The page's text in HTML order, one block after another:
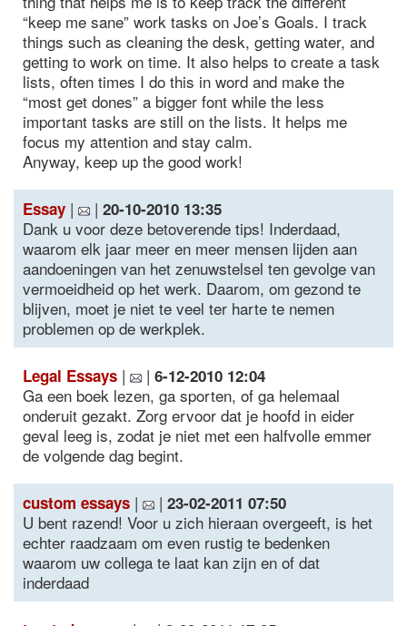
“keep me sane” work tasks on Joe’s Goals. I track
things such as cleaning the desk, getting water, and
getting to work on time. It also helps to create a task
lists, often times I do this in word and make the
“most get dones” a bigger font while the less
important tasks are still on the lists. It helps me
focus my attention and stay calm.
Anyway, keep up the good work!
Essay | | 20-10-2010 13:35
Dank u voor deze betoverende tips! Inderdaad,
waarom elk jaar meer en meer mensen lijden aan
aandoeningen van het zenuwstelsel ten gevolge van
vermoeidheid op het werk. Daarom, om gezond te
blijven, moet je niet te veel ter harte te nemen
problemen op de werkplek.
Legal Essays | | 6-12-2010 12:04
Ga een boek lezen, ga sporten, of ga helemaal
onderuit gezakt. Zorg ervoor dat je hoofd in eider
geval leeg is, zodat je niet met een halfvolle emmer
de volgende dag begint.
custom essays | | 23-02-2011 07:50
U bent razend! Voor u zich hieraan overgeeft, is het
echter raadzaam om even rustig te bedenken
waarom uw collega te laat kan zijn en of dat
inderdaad